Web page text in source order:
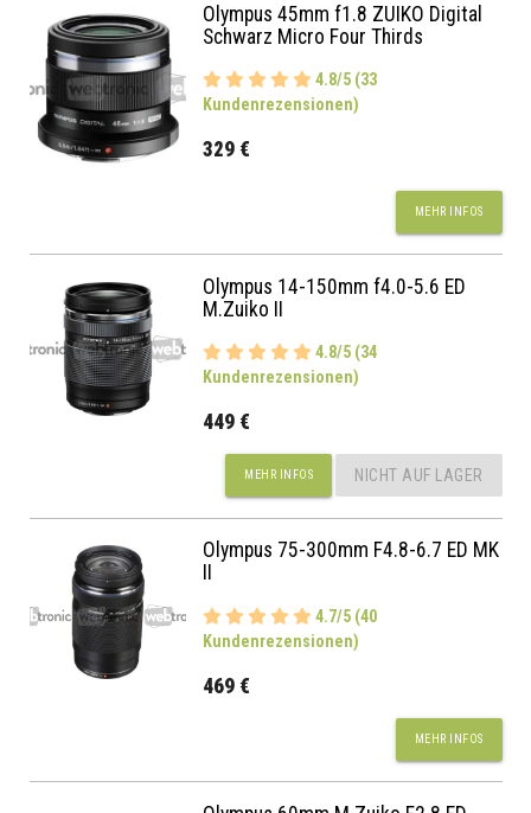
Olympus 45mm f1.8 ZUIKO Digital
Schwarz Micro Four Thirds
4.8/5 (33
Kundenrezensionen)
329 €
MEHR INFOS
Olympus 14-150mm f4.0-5.6 ED
M.Zuiko II
4.8/5 (34
Kundenrezensionen)
449 €
MEHR INFOS NICHT AUF LAGER
Olympus 75-300mm F4.8-6.7 ED MK
4.7/5 (40
Kundenrezensionen)
469 €
MEHR INFOS